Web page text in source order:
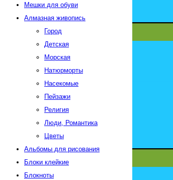
Мешки для обуви
Алмазная живопись
Город
Детская
Морская
Натюрморты
Насекомые
Пейзажи
Религия
Люди, Романтика
Цветы
Альбомы для рисования
Блоки клейкие
Блокноты